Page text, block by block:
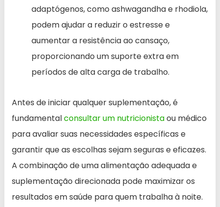
adaptógenos, como ashwagandha e rhodiola,
podem ajudar a reduzir o estresse e
aumentar a resistência ao cansaço,
proporcionando um suporte extra em
períodos de alta carga de trabalho.
Antes de iniciar qualquer suplementação, é
fundamentalconsultar um nutricionistaou médico
para avaliar suas necessidades específicas e
garantir que as escolhas sejam seguras e eficazes.
A combinação de uma alimentação adequada e
suplementação direcionada pode maximizar os
resultados em saúde para quem trabalha à noite.